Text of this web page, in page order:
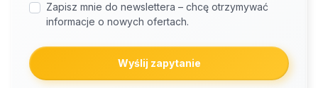
Zapisz mnie do newslettera – chcę otrzymywać
informacje o nowych ofertach.
Wyślij zapytanie